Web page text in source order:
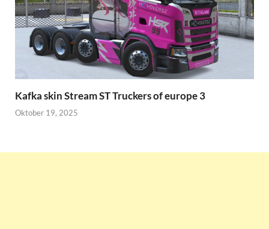
Kafka skin Stream ST Truckers of europe 3
Oktober 19, 2025